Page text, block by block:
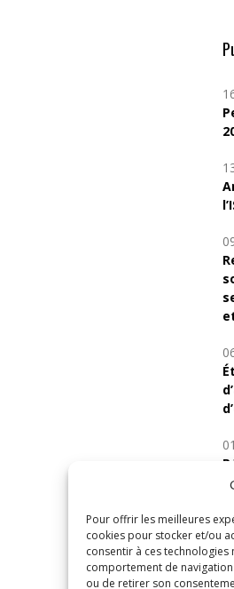
Pour offrir les meilleures
cookies pour stocker et/ou
consentir à ces
comportement de
ou de retirer son